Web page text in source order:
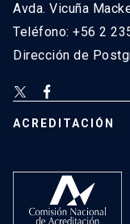
Avda. Vicuña
Teléfono: +56 2
Dirección de
ACREDITACIÓN